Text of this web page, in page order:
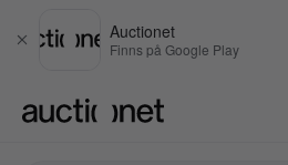
Stäng
Auctionet
Finns på Google Play